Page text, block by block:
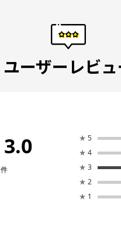
ユーザーレビュ
3.0
件
★ 5
★ 4
★ 3
★ 2
★ 1